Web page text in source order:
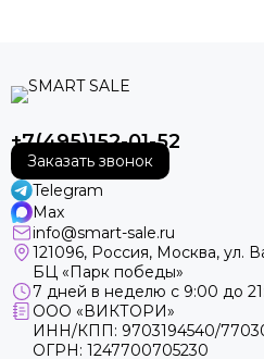
+7(495)152-01-52
Заказать звонок
Telegram
Max
info@smart-sale.ru
121096, Россия, Москва, ул.
БЦ «Парк победы»
7 дней в неделю с 9:00 до
ООО «ВИКТОРИ»
ИНН/КПП: 9703194540/
ОГРН: 1247700705230